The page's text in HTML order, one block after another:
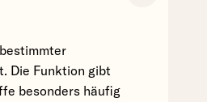
Die Funktion gibt
besonders häufig